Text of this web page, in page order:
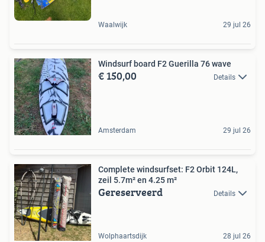
Waalwijk 29 jul 26
Windsurf board F2 Guerilla 76 wave
€ 150,00 Details
Amsterdam 29 jul 26
Complete windsurfset: F2 Orbit 124L,
zeil 5.7m² en 4.25 m²
Gereserveerd Details
Wolphaartsdijk 28 jul 26